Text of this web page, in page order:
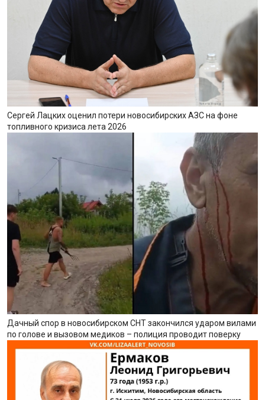
Сергей Лацких оценил потери новосибирских АЗС на фоне
топливного кризиса лета 2026
Дачный спор в новосибирском СНТ закончился ударом вилами
по голове и вызовом медиков – полиция проводит поверку